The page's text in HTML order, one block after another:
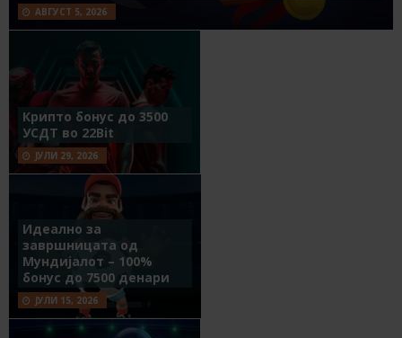
АВГУСТ 5, 2026
Крипто бонус до 3500
УСДТ во 22Bit
ЈУЛИ 29, 2026
Идеално за
завршницата од
Мундијалот – 100%
бонус до 7500 денари
ЈУЛИ 15, 2026